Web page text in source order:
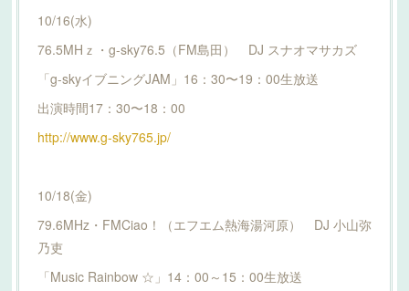
10/16(水)
76.5MHｚ・g-sky76.5（FM島田） DJ スナオマサカズ
「g-skyイブニングJAM」16：30〜19：00生放送
出演時間17：30〜18：00
http://www.g-sky765.jp/
10/18(金)
79.6MHz・FMCiao！（エフエム熱海湯河原） DJ 小山弥
乃吏
「Music Rainbow ☆」14：00～15：00生放送